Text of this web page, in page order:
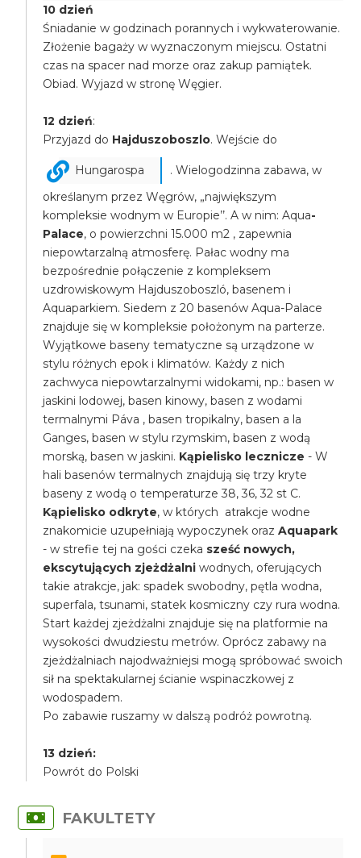
10 dzień
Śniadanie w godzinach porannych i wykwaterowanie.
Złożenie bagaży w wyznaczonym miejscu. Ostatni
czas na spacer nad morze oraz zakup pamiątek.
Obiad. Wyjazd w stronę Węgier.
12 dzień:
Przyjazd do Hajduszoboszlo. Wejście do
Hungarospa
. Wielogodzinna zabawa, w
określanym przez Węgrów, „największym
kompleksie wodnym w Europie’’. A w nim: Aqua-
Palace, o powierzchni 15.000 m2 , zapewnia
niepowtarzalną atmosferę. Pałac wodny ma
bezpośrednie połączenie z kompleksem
uzdrowiskowym Hajduszoboszló, basenem i
Aquaparkiem. Siedem z 20 basenów Aqua-Palace
znajduje się w kompleksie położonym na parterze.
Wyjątkowe baseny tematyczne są urządzone w
stylu różnych epok i klimatów. Każdy z nich
zachwyca niepowtarzalnymi widokami, np.: basen w
jaskini lodowej, basen kinowy, basen z wodami
termalnymi Páva , basen tropikalny, basen a la
Ganges, basen w stylu rzymskim, basen z wodą
morską, basen w jaskini. Kąpielisko lecznicze - W
hali basenów termalnych znajdują się trzy kryte
baseny z wodą o temperaturze 38, 36, 32 st C.
Kąpielisko odkryte, w których atrakcje wodne
znakomicie uzupełniają wypoczynek orazAquapark
- w strefie tej na gości czeka sześć nowych,
ekscytujących zjeżdżalni wodnych, oferujących
takie atrakcje, jak: spadek swobodny, pętla wodna,
superfala, tsunami, statek kosmiczny czy rura wodna.
Start każdej zjeżdżalni znajduje się na platformie na
wysokości dwudziestu metrów. Oprócz zabawy na
zjeżdżalniach najodważniejsi mogą spróbować swoich
sił na spektakularnej ścianie wspinaczkowej z
wodospadem.
Po zabawie ruszamy w dalszą podróż powrotną.
13 dzień:
Powrót do Polski
FAKULTETY